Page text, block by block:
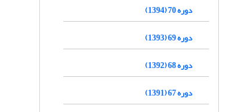
دوره 70 (1394)
دوره 69 (1393)
دوره 68 (1392)
دوره 67 (1391)